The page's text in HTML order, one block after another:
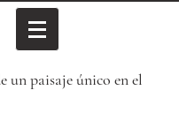
un paisaje único en el